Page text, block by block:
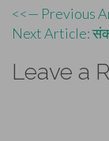
Post
<<— Previous
Next Article:
Leave a